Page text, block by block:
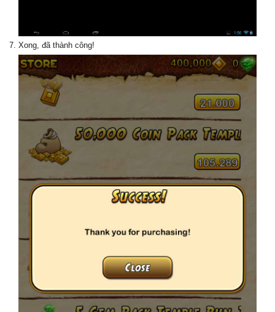
Xong, đã thành công!